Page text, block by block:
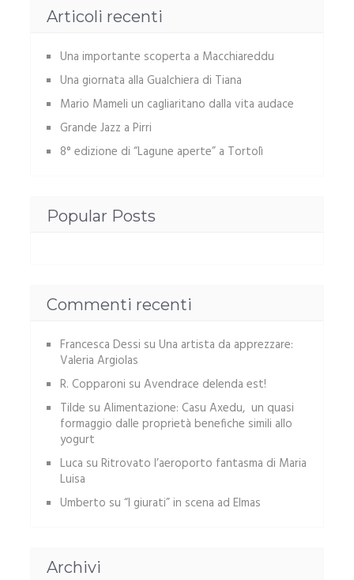
Articoli recenti
Una importante scoperta a Macchiareddu
Una giornata alla Gualchiera di Tiana
Mario Mameli un cagliaritano dalla vita audace
Grande Jazz a Pirri
8° edizione di “Lagune aperte” a Tortolì
Popular Posts
Commenti recenti
Francesca Dessi su Una artista da apprezzare:
Valeria Argiolas
R. Copparoni su Avendrace delenda est!
Tilde su Alimentazione: Casu Axedu, un quasi
formaggio dalle proprietà benefiche simili allo
yogurt
Luca su Ritrovato l’aeroporto fantasma di Maria
Luisa
Umberto su “I giurati” in scena ad Elmas
Archivi